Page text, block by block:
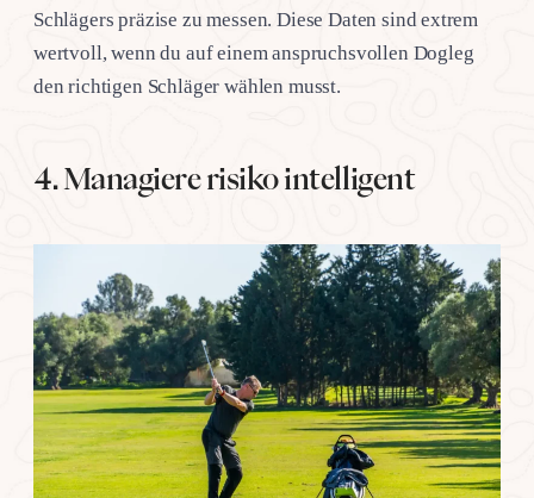
Schlägers präzise zu messen. Diese Daten sind extrem
wertvoll, wenn du auf einem anspruchsvollen Dogleg
den richtigen Schläger wählen musst.
4. Managiere risiko intelligent